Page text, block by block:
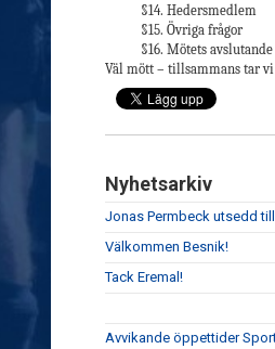
§14. Hedersmedlem
§15. Övriga frågor
§16. Mötets avslutande
Väl mött – tillsammans tar
Nyhetsarkiv
Jonas Permbeck utsedd
Välkommen Besnik!
Tack Eremal!
Avvikande öppettider